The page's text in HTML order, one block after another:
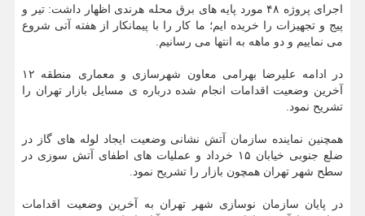
اجرای پروژه ۴۸ مورد پایه های برق محله هرندی اظهار داشت: تیر و
پیج و تجهیزات را خریده ایم؛ ما کار را با پیمانکار از هفته آتی شروع
می نماییم و دو ماهه به انتها می رسانیم.
در ادامه علیرضا بهرامی معاون شهرسازی و معماری منطقه ۱۲
آخرین وضعیت اقدامات انجام شده درباره ی مسایل بازار تهران را
تشریح نمود.
همچنین نماینده سازمان آتش نشانی وضعیت ایجاد لوله های گاز در
ضلع جنوبی خیابان ۱۵ خرداد و عملیات های اطفای آتش سوزی در
سطح شهر تهران همچون بازار را تشریح نمود.
در پایان سازمان نوسازی شهر تهران به آخرین وضعیت اقدامات